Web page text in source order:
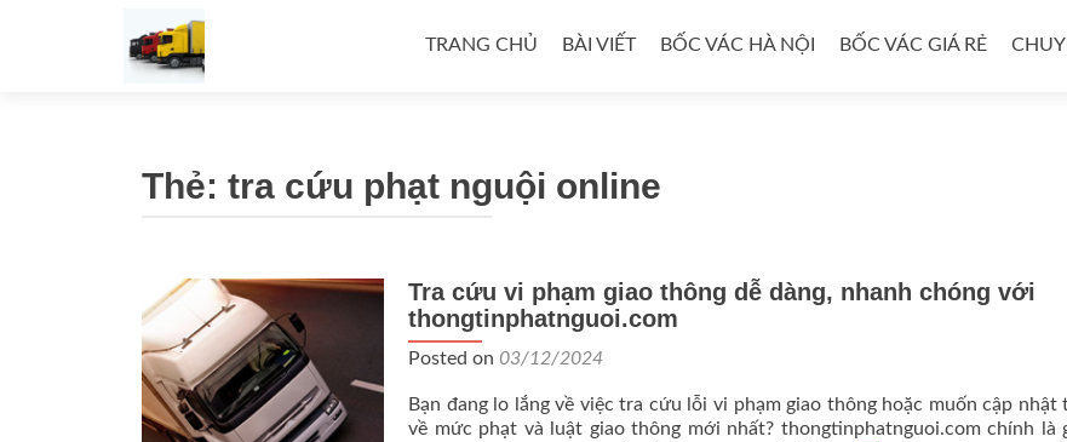
to
TRANG CHỦ BÀI VIẾT BỐC VÁC HÀ NỘI BỐC VÁC GIÁ RẺ
Thẻ: tra cứu phạt nguội online
Tra cứu vi phạm giao thông dễ dàng, nhanh chóng với
thongtinphatnguoi.com
Posted on 03/12/2024
Bạn đang lo lắng về việc tra cứu lỗi vi phạm giao thông hoặc muốn cập nhật
về mức phạt và luật giao thông mới nhất? thongtinphatnguoi.com chính là